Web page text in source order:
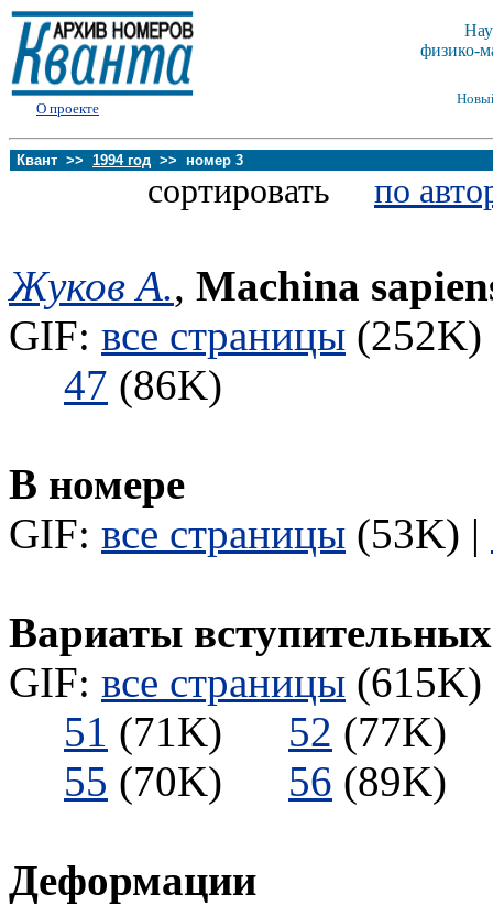
О проекте
физико-
Квант >> 1994 год >> номер 3
сортировать по
Жуков А., Machina
GIF: все страницы
47 (86K)
В номере
GIF: все страницы (53K) |
Вариаты
GIF: все страницы
51 (71K) 52
55 (70K) 56
Деформации